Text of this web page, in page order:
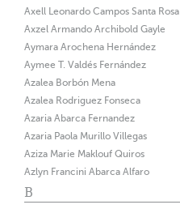
Axell Leonardo Campos Santa Rosa
Axzel Armando Archibold Gayle
Aymara Arochena Hernández
Aymee T. Valdés Fernández
Azalea Borbón Mena
Azalea Rodriguez Fonseca
Azaria Abarca Fernandez
Azaria Paola Murillo Villegas
Aziza Marie Maklouf Quiros
Azlyn Francini Abarca Alfaro
B